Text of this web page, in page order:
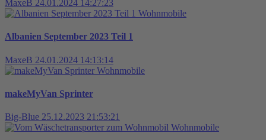
MaxeB 24.01.2024 14:27:23
Wohnmobile
Albanien September 2023 Teil 1
MaxeB 24.01.2024 14:13:14
Wohnmobile
makeMyVan Sprinter
Big-Blue 25.12.2023 21:53:21
Wohnmobile